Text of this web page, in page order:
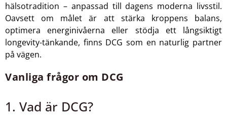
hälsotradition – anpassad till dagens moderna livsstil.
Oavsett om målet är att stärka kroppens balans,
optimera energinivåerna eller stödja ett långsiktigt
longevity-tänkande, finns DCG som en naturlig partner
på vägen.
Vanliga frågor om DCG
1. Vad är DCG?